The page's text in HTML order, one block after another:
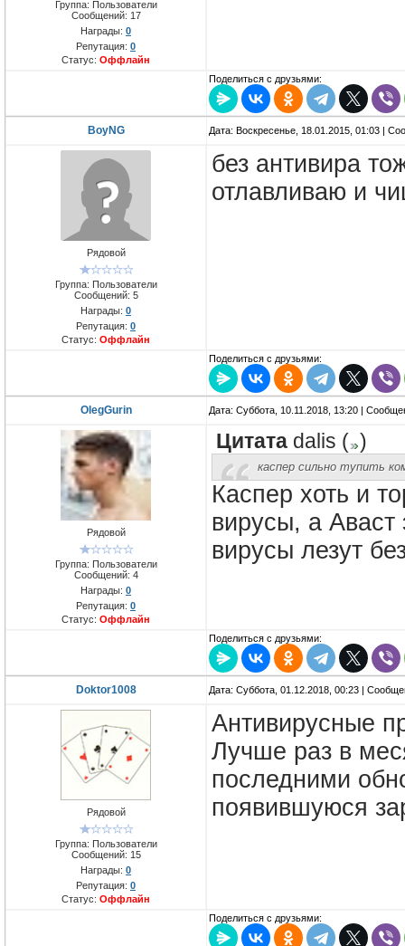
Группа: Пользователи
Сообщений: 17
Награды: 0
Репутация: 0
Статус: Оффлайн
Поделиться с друзьями:
BoyNG Дата: Воскресенье, 18.01.2015, 01:03 |
Рядовой
Группа: Пользователи
Сообщений: 5
Награды: 0
Репутация: 0
Статус: Оффлайн
без антивира
отлавливаю и
Поделиться с друзьями:
OlegGurin Дата: Суббота, 10.11.2018, 13:20 |
Рядовой
Группа: Пользователи
Сообщений: 4
Награды: 0
Репутация: 0
Статус: Оффлайн
Цитата dalis ( )
каспер сильно тупить
Каспер хоть и
вирусы, а
вирусы лезут
Поделиться с друзьями:
Doktor1008 Дата: Суббота, 01.12.2018, 00:23 |
Рядовой
Группа: Пользователи
Сообщений: 15
Награды: 0
Репутация: 0
Статус: Оффлайн
Антивирусные
Лучше раз в
последними
появившуюся
Поделиться с друзьями: